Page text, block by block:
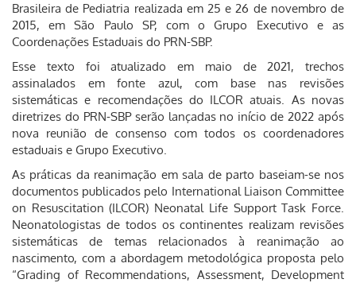
Brasileira de Pediatria realizada em 25 e 26 de novembro de
2015, em São Paulo SP, com o Grupo Executivo e as
Coordenações Estaduais do PRN-SBP.
Esse texto foi atualizado em maio de 2021, trechos
assinalados em fonte azul, com base nas revisões
sistemáticas e recomendações do ILCOR atuais. As novas
diretrizes do PRN-SBP serão lançadas no início de 2022 após
nova reunião de consenso com todos os coordenadores
estaduais e Grupo Executivo.
As práticas da reanimação em sala de parto baseiam-se nos
documentos publicados pelo International Liaison Committee
on Resuscitation (ILCOR) Neonatal Life Support Task Force.
Neonatologistas de todos os continentes realizam revisões
sistemáticas de temas relacionados à reanimação ao
nascimento, com a abordagem metodológica proposta pelo
“Grading of Recommendations, Assessment, Development